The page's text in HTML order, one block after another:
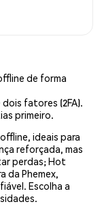
de forma
fatores (2FA).
primeiro.
ideais para
reforçada, mas
perdas; Hot
da Phemex,
Escolha a